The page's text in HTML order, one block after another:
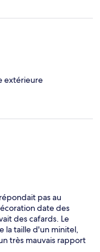
extérieure
pas au
date des
des cafards. Le
la taille d'un minitel,
très mauvais rapport